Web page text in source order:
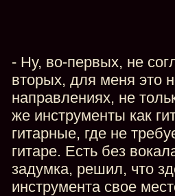
- Ну, во-первых, не
вторых, для меня это
направлениях, не
же инструменты как
гитарные, где не
гитаре. Есть без
задумка, решил, что
инструмента свое